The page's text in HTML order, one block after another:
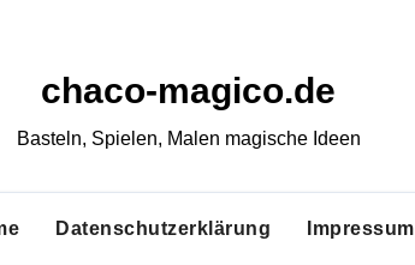
chaco-magico.de
Basteln, Spielen, Malen magische Ideen
Datenschutzerklärung Impressum